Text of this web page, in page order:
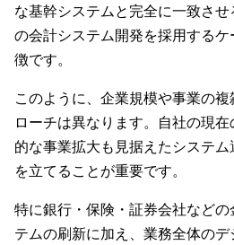
な基幹システムと完全に一致さ
の会計システム開発を採用する
徴です。
このように、企業規模や事業の
ローチは異なります。自社の現
的な事業拡大も見据えたシステ
を立てることが重要です。
特に銀行・保険・証券会社など
テムの刷新に加え、業務全体の